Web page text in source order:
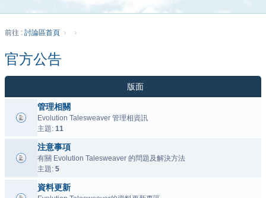
前往 : 討論區首頁
官方公告
版面
管理相關
Evolution Talesweaver 管理相資訊
主題: 11
注意事項
有關 Evolution Talesweaver 的問題及解決方法
主題: 5
資料更新